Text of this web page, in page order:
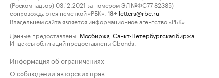
(Роскомнадзор) 03.12.2021 за номером ЭЛ №ФС77-82385)
сопровождаются пометкой «РБК».
18+ letters@rbc.ru
Владельцем сайта является информационное агентство «РБК».
Данные предоставлены: Мосбиржа Санкт-Петербургская биржа
Индексы облигаций предоставлены Cbonds.
Информация об ограничениях
О соблюдении авторских прав